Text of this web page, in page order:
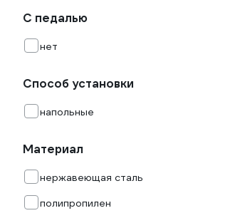
С педалью
нет
Способ установки
напольные
Материал
нержавеющая сталь
полипропилен